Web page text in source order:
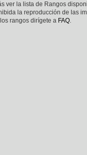
ver la lista de Rangos
la reproducción de las
rangos dirígete a FAQ.